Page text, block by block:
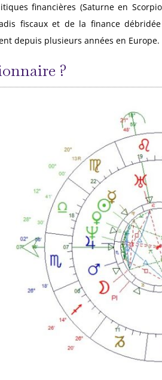
financières (Saturne en
fiscaux et de la finance
depuis plusieurs années en Europe.
?